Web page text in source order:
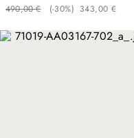
490,00 € (-30%) 343,00 €